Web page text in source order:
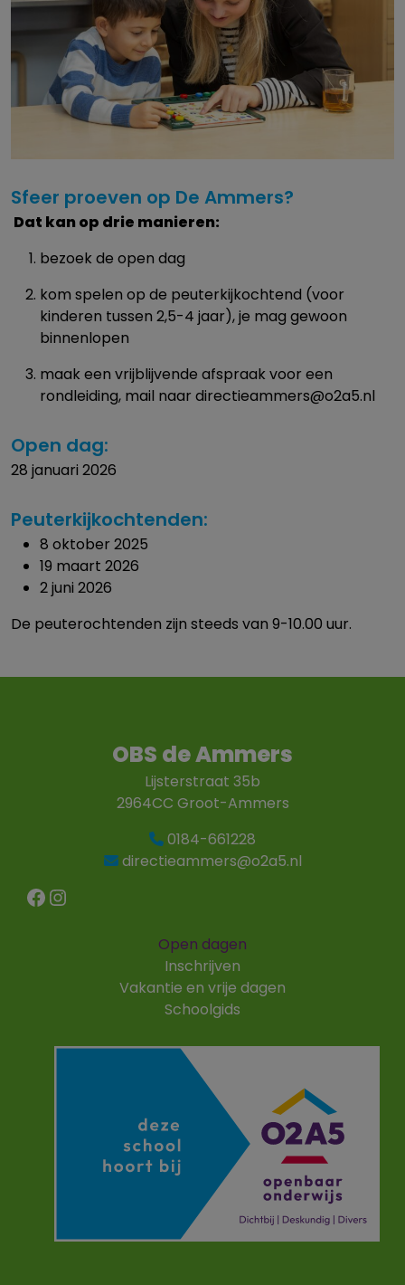
Sfeer proeven op De Ammers?
Dat kan op drie manieren:
bezoek de open dag
kom spelen op de peuterkijkochtend (voor
kinderen tussen 2,5-4 jaar), je mag gewoon
binnenlopen
maak een vrijblijvende afspraak voor een
rondleiding, mail naar directieammers@o2a5.nl
Open dag:
28 januari 2026
Peuterkijkochtenden:
8 oktober 2025
19 maart 2026
2 juni 2026
De peuterochtenden zijn steeds van 9-10.00 uur.
OBS de Ammers
Lijsterstraat 35b
2964CC Groot-Ammers
0184-661228
directieammers@o2a5.nl
Facebook Instagram
Open dagen
Inschrijven
Vakantie en vrije dagen
Schoolgids